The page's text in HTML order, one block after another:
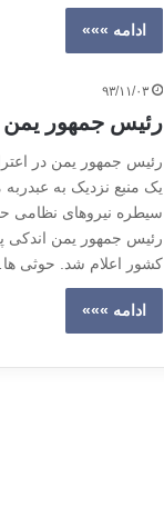
ادامه »»»
۹۳/۱۱/۰۳
رئیس جمهور یمن
رئیس جمهور یمن در
یک منبع نزدیک به
سیطره نیروهای نظامی
رئیس جمهور یمن اندکی
کشور اعلام شد. حوثی
ادامه »»»